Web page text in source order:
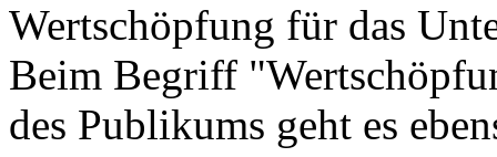
Wertschöpfung für das
Beim Begriff
des Publikums geht es